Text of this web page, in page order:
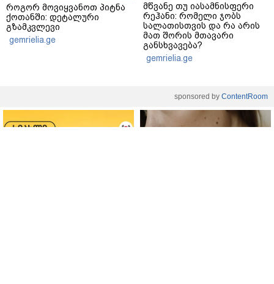
როგორ მოვიყვანოთ პიტნა
ქოთანში: დეტალური
გზამკვლევი
gemrielia.ge
მწვანე თუ იასამნისფერი
რეჰანი: რომელი ჯობს
სალათისთვის და რა არის
მათ შორის მთავარი
განსხვავება?
gemrielia.ge
sponsored by ContentRoom